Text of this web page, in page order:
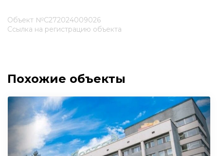
Объект №С272024009026
Ссылка на регистрацию объекта
Похожие объекты